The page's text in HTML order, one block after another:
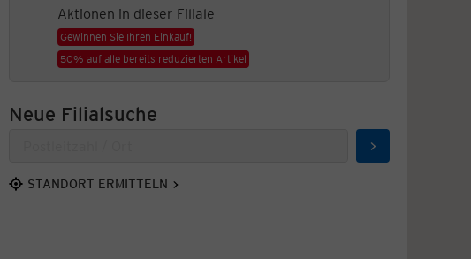
Aktionen in dieser Filiale
Gewinnen Sie Ihren Einkauf!
50% auf alle bereits reduzierten Artikel
Neue Filialsuche
Suchen
STANDORT ERMITTELN